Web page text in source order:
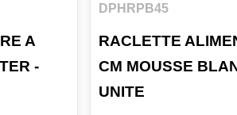
A
-
DPHRPB45
RACLETTE
CM MOUSSE
UNITE